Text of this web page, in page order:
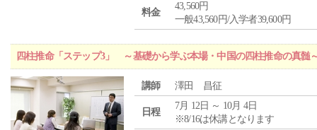
料金
43,560円
一般43,560円/入学者39,600円
四柱推命「ステップ3」 ～基礎から学ぶ本場・中国の四柱推命の真髄
講師 澤田 昌征
日程
7月 12日 ～ 10月 4日
※8/16は休講となります